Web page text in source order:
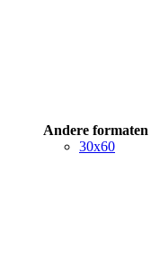
Andere formaten
30x60